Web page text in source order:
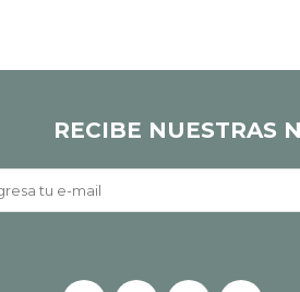
RECIBE NUESTRAS